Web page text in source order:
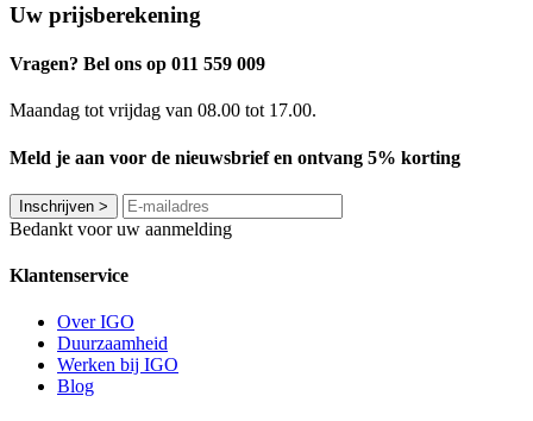
Uw prijsberekening
Vragen? Bel ons op 011 559 009
Maandag tot vrijdag van 08.00 tot 17.00.
Meld je aan voor de nieuwsbrief en ontvang 5% korting
Inschrijven >
Bedankt voor uw aanmelding
Klantenservice
Over IGO
Duurzaamheid
Werken bij IGO
Blog